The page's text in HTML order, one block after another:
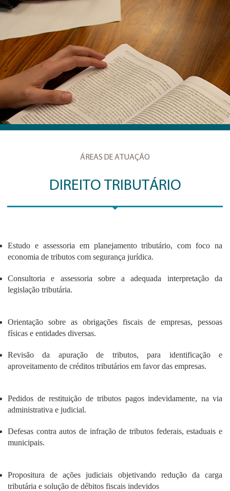
ÁREAS DE ATUAÇÃO
DIREITO TRIBUTÁRIO
Estudo e assessoria em planejamento tributário, com foco na
economia de tributos com segurança jurídica.
Consultoria e assessoria sobre a adequada interpretação da
legislação tributária.
Orientação sobre as obrigações fiscais de empresas, pessoas
físicas e entidades diversas.
Revisão da apuração de tributos, para identificação e
aproveitamento de créditos tributários em favor das empresas.
Pedidos de restituição de tributos pagos indevidamente, na via
administrativa e judicial.
Defesas contra autos de infração de tributos federais, estaduais e
municipais.
Propositura de ações judiciais objetivando redução da carga
tributária e solução de débitos fiscais indevidos